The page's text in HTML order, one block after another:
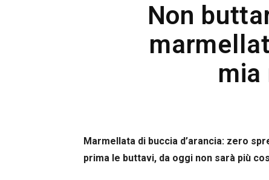
Non
mia
Marmellata di buccia d’arancia: zero
prima le buttavi, da oggi non sarà più